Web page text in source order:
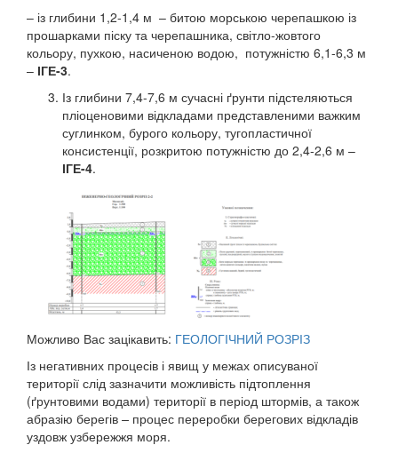
– із глибини 1,2-1,4 м – битою морською черепашкою із
прошарками піску та черепашника, світло-жовтого
кольору, пухкою, насиченою водою, потужністю 6,1-6,3 м
– ІГЕ-3.
Із глибини 7,4-7,6 м сучасні ґрунти підстеляються
пліоценовими відкладами представленими важким
суглинком, бурого кольору, тугопластичної
консистенції, розкритою потужністю до 2,4-2,6 м –
ІГЕ-4.
Можливо Вас зацікавить: ГЕОЛОГІЧНИЙ РОЗРІЗ
Із негативних процесів і явищ у межах описуваної
території слід зазначити можливість підтоплення
(ґрунтовими водами) території в період штормів, а також
абразію берегів – процес переробки берегових відкладів
уздовж узбережжя моря.